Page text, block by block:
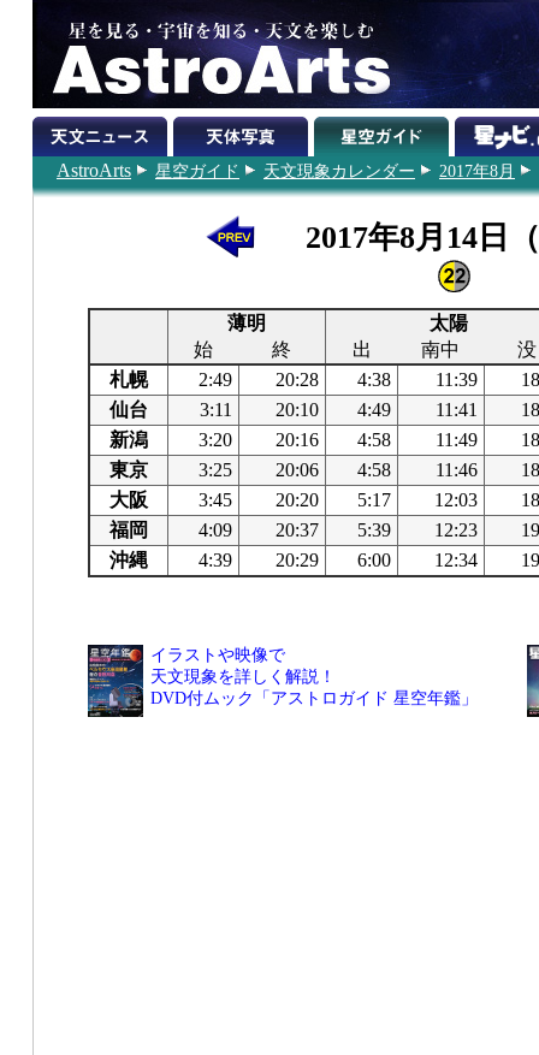
AstroArts 星空ガイド 天文現象カレンダー 2017年8月
2017年8月14日
薄明
太陽
始
終 出 南中
没
札幌
2:49 20:28 4:38 11:39
仙台
3:11 20:10 4:49 11:41
新潟
3:20 20:16 4:58 11:49
東京
3:25 20:06 4:58 11:46
大阪
3:45 20:20 5:17 12:03
福岡
4:09 20:37 5:39 12:23
沖縄
4:39 20:29 6:00 12:34
イラストや映像で
天文現象を詳しく解説！
DVD付ムック「アストロガイド 星空年鑑」